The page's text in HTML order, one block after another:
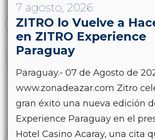
7 agosto, 2026
ZITRO lo Vuelve a
en ZITRO Experience
Paraguay
Paraguay.- 07 de Agosto de
www.zonadeazar.com Zitro
gran éxito una nueva edición
Experience Paraguay en el
Hotel Casino Acaray, una cita